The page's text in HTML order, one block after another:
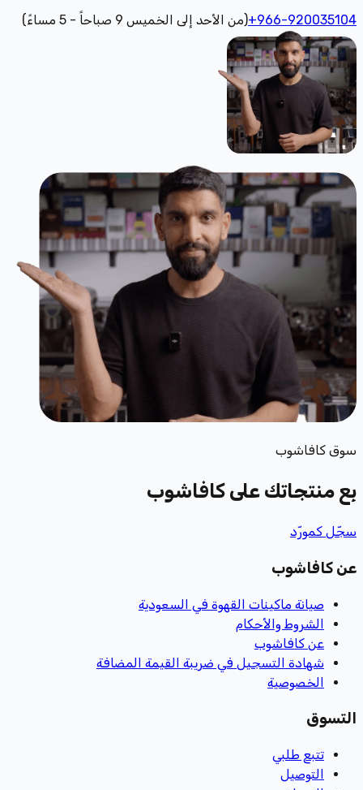
+966-920035104(من الأحد إلى الخميس 9 صباحاً - 5 مساءً)
سوق كافاشوب
بِع منتجاتك على كافاشوب
سجّل كمورّد
عن كافاشوب
صيانة ماكينات القهوة في السعودية
الشروط والأحكام
عن كافاشوب
شهادة التسجيل في ضريبة القيمة المضافة
الخصوصية
التسوق
تتبع طلبي
التوصيل